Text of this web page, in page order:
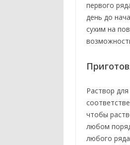
первого
день до
сухим на
Раствор
чтобы
любом
любого